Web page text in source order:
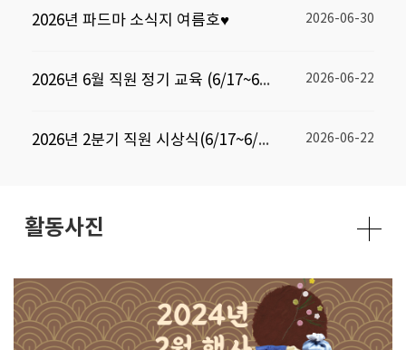
2026년 파드마 소식지 여름호♥ 2026-06-30
2026년 6월 직원 정기 교육 (6/17~6/18)♥ 2026-06-22
2026년 2분기 직원 시상식(6/17~6/18)♥ 2026-06-22
활동사진